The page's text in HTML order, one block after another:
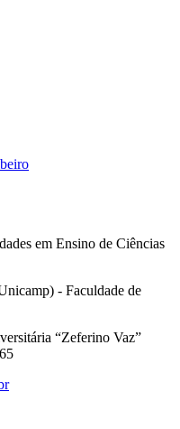
em Ensino de Ciências
- Faculdade de
“Zeferino Vaz”